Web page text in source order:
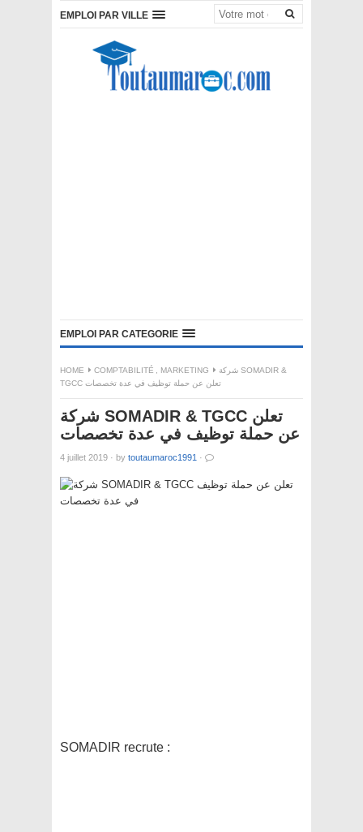
EMPLOI PAR VILLE
EMPLOI PAR CATEGORIE
HOME COMPTABILITÉ , MARKETING
شركة SOMADIR &
TGCC تعلن عن حملة توظيف في عدة تخصصات
شركة SOMADIR & TGCC تعلن
عن حملة توظيف في عدة تخصصات
4 juillet 2019 · by toutaumaroc1991 ·
SOMADIR recrute :